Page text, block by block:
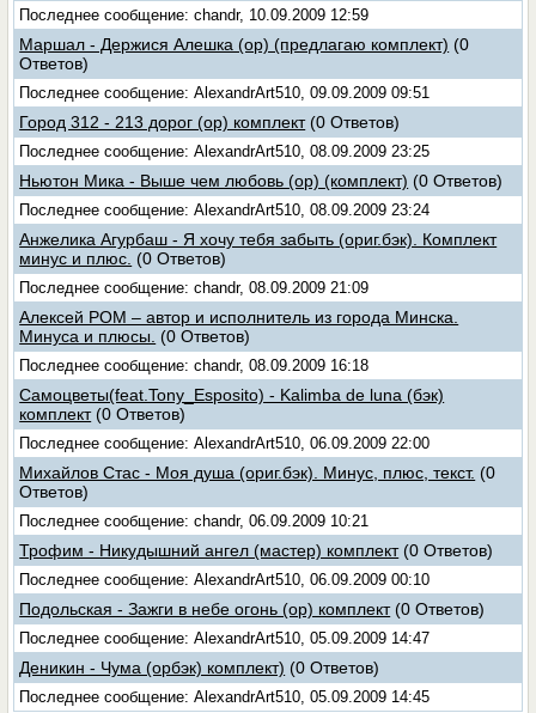
Последнее сообщение: chandr, 10.09.2009 12:59
Маршал - Держися Алешка (ор) (предлагаю комплект) (0
Ответов)
Последнее сообщение: AlexandrArt510, 09.09.2009 09:51
Город 312 - 213 дорог (ор) комплект (0 Ответов)
Последнее сообщение: AlexandrArt510, 08.09.2009 23:25
Ньютон Мика - Выше чем любовь (ор) (комплект) (0 Ответов)
Последнее сообщение: AlexandrArt510, 08.09.2009 23:24
Анжелика Агурбаш - Я хочу тебя забыть (ориг.бэк). Комплект
минус и плюс. (0 Ответов)
Последнее сообщение: chandr, 08.09.2009 21:09
Алексей РОМ – автор и исполнитель из города Минска.
Минуса и плюсы. (0 Ответов)
Последнее сообщение: chandr, 08.09.2009 16:18
Самоцветы(feat.Tony_Esposito) - Kalimba de luna (бэк)
комплект (0 Ответов)
Последнее сообщение: AlexandrArt510, 06.09.2009 22:00
Михайлов Стас - Моя душа (ориг.бэк). Минус, плюс, текст. (0
Ответов)
Последнее сообщение: chandr, 06.09.2009 10:21
Трофим - Никудышний ангел (мастер) комплект (0 Ответов)
Последнее сообщение: AlexandrArt510, 06.09.2009 00:10
Подольская - Зажги в небе огонь (ор) комплект (0 Ответов)
Последнее сообщение: AlexandrArt510, 05.09.2009 14:47
Деникин - Чума (орбэк) комплект) (0 Ответов)
Последнее сообщение: AlexandrArt510, 05.09.2009 14:45